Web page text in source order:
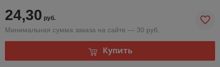
24,30 руб.
Минимальная сумма заказа на сайте — 30 руб.
Купить